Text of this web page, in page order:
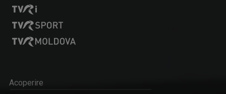
Singura producție media din Europa pentru care ...
Acoperire